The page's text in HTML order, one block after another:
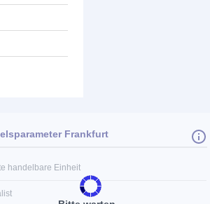
Frankfurt
handelbare Einheit